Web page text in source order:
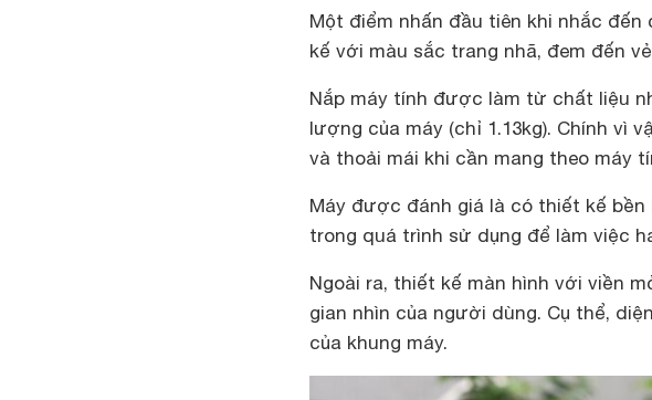
Một điểm nhấn đầu tiên khi nhắc
kế với màu sắc trang nhã, đem đến
Nắp máy tính được làm từ chất liệu
lượng của máy (chỉ 1.13kg). Chính vì
và thoải mái khi cần mang theo máy
Máy được đánh giá là có thiết kế
trong quá trình sử dụng để làm việc
Ngoài ra, thiết kế màn hình với viền
gian nhìn của người dùng. Cụ thể,
của khung máy.